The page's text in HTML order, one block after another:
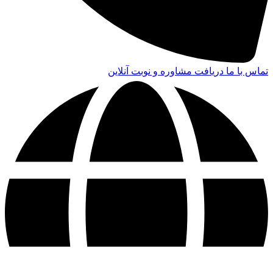
تماس با ما دریافت مشاوره و نوبت آنلاین